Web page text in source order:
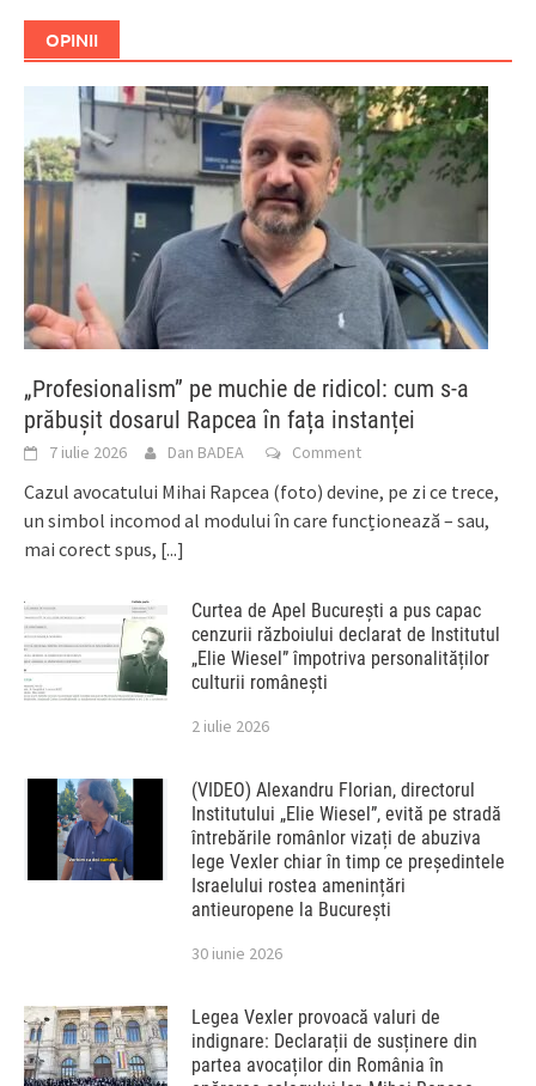
OPINII
„Profesionalism” pe muchie de ridicol: cum s-a
prăbușit dosarul Rapcea în fața instanței
7 iulie 2026 Dan BADEA Comment
Cazul avocatului Mihai Rapcea (foto) devine, pe zi ce trece,
un simbol incomod al modului în care funcționează – sau,
mai corect spus, [...]
Curtea de Apel București a pus capac
cenzurii războiului declarat de Institutul
„Elie Wiesel” împotriva personalităților
culturii românești
2 iulie 2026
(VIDEO) Alexandru Florian, directorul
Institutului „Elie Wiesel”, evită pe stradă
întrebările românlor vizați de abuziva
lege Vexler chiar în timp ce președintele
Israelului rostea amenințări
antieuropene la București
30 iunie 2026
Legea Vexler provoacă valuri de
indignare: Declarații de susținere din
partea avocaților din România în